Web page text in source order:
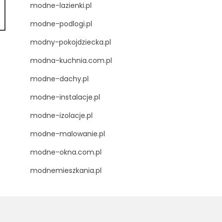
modne-lazienki.pl
modne-podlogi.pl
modny-pokojdziecka.pl
modna-kuchnia.com.pl
modne-dachy.pl
modne-instalacje.pl
modne-izolacje.pl
modne-malowanie.pl
modne-okna.com.pl
modnemieszkania.pl